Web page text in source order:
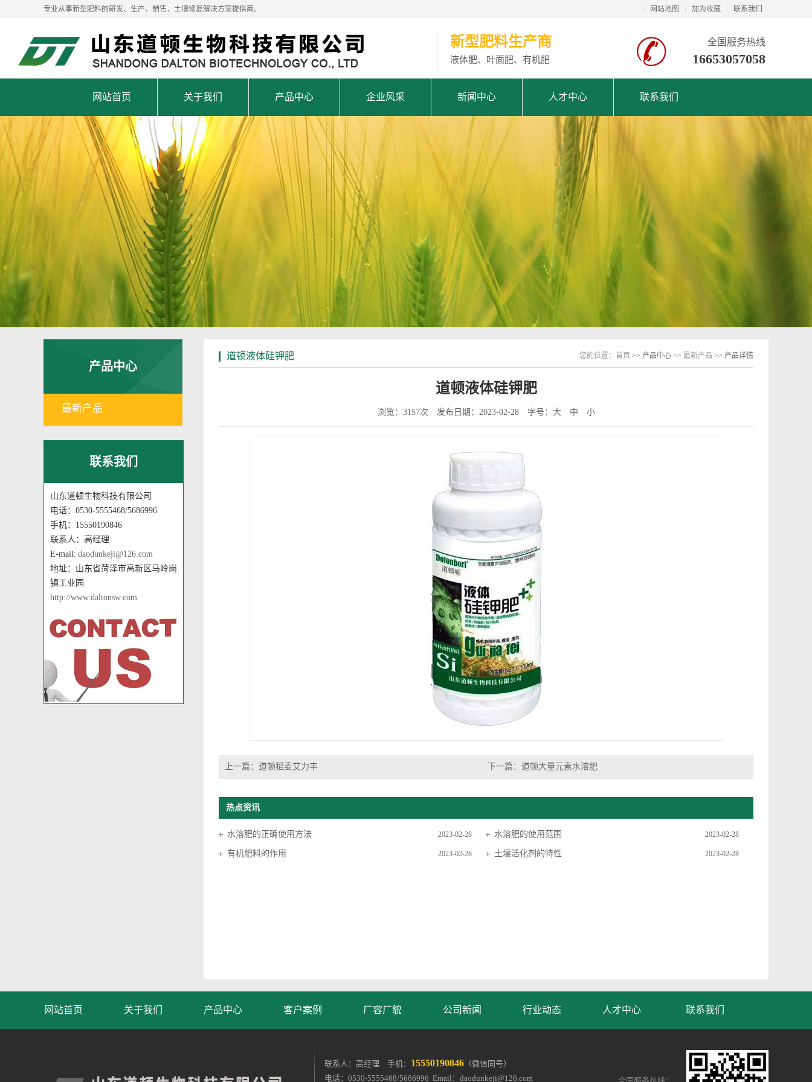
专业从事新型肥料的研发、生产、销售，土壤修复解决方案提供商。 网站地图 加为收藏 联系我们
新型肥料生产商
液体肥、叶面肥、有机肥
全国服务热线
16653057058
网站首页 关于我们 产品中心 企业风采 新闻中心 人才中心 联系我们
产品中心
最新产品
联系我们
山东道顿生物科技有限公司
电话：0530-5555468/5686996
手机：15550190846
联系人：高经理
E-mail: daodunkeji@126.com
地址：山东省菏泽市高新区马岭岗
镇工业园
http://www.daltonsw.com
道顿液体硅钾肥 您的位置： 首页 >> 产品中心 >> 最新产品 >> 产品详情
道顿液体硅钾肥
浏览：3157次 发布日期：2023-02-28 字号： 大 中 小
上一篇： 道顿稻麦艾力丰 下一篇： 道顿大量元素水溶肥
热点资讯
2023-02-28
水溶肥的正确使用方法 2023-02-28
水溶肥的使用范围
2023-02-28
有机肥料的作用 2023-02-28
土壤活化剂的特性
网站首页 关于我们 产品中心 客户案例 厂容厂貌 公司新闻 行业动态 人才中心 联系我们
联系人：高经理 手机： 15550190846 （微信同号）
电话：0530-5555468/5686996 Email： daodunkeji@126.com